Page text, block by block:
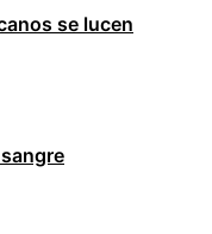
se lucen